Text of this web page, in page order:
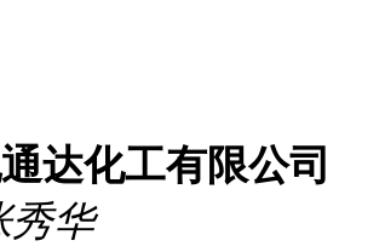
达化工有限公司
秀华